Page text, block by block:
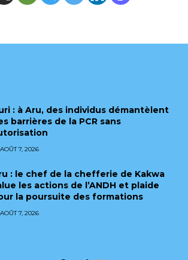
: à Aru, des individus démantèlent
barrières de la PCR sans
AOÛT 7, 2026
: le chef de la chefferie de Kakwa
les actions de l’ANDH et plaide
la poursuite des formations
AOÛT 7, 2026